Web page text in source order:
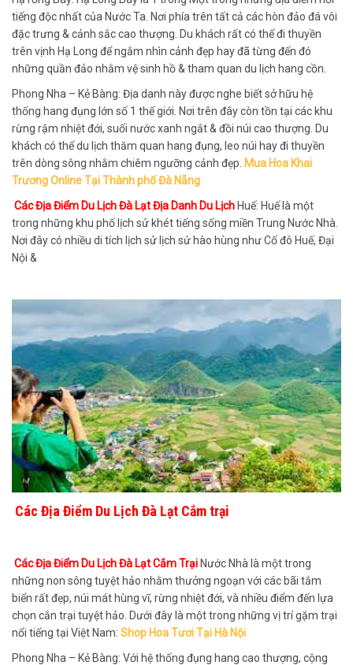
tiếng độc nhất của Nước Ta. Nơi phía trên tất cả các hòn đảo đá vôi
đặc trưng & cảnh sắc cao thượng. Du khách rất có thể đi thuyền
trên vịnh Hạ Long để ngắm nhìn cảnh đẹp hay đã từng đến đó
những quần đảo nhằm vệ sinh hồ & tham quan du lịch hang cồn.
Phong Nha – Kẻ Bàng: Địa danh này được nghe biết sở hữu hệ
thống hang đụng lớn số 1 thế giới. Nơi trên đây còn tồn tại các khu
rừng rậm nhiệt đới, suối nước xanh ngắt & đồi núi cao thượng. Du
khách có thể du lịch thăm quan hang đụng, leo núi hay đi thuyền
trên dòng sông nhằm chiêm ngưỡng cảnh đẹp. Mua Hoa Khai
Trương Online Tại Thành phố Đà Nẵng
Các Địa Điểm Du Lịch Đà Lạt Địa Danh Du LịchHuế: Huế là một
trong những khu phố lịch sử khét tiếng sống miền Trung Nước Nhà.
Nơi đây có nhiều di tích lịch sử lịch sử hào hùng như Cố đô Huế, Đại
Nội &
Các Địa Điểm Du Lịch Đà Lạt Cắm trại
Các Địa Điểm Du Lịch Đà Lạt Cắm Trại Nước Nhà là một trong
những non sông tuyệt hảo nhằm thưởng ngoạn với các bãi tắm
biển rất đẹp, núi mát hùng vĩ, rừng nhiệt đới, và nhiều điểm đến lựa
chọn cắn trại tuyệt hảo. Dưới đây là một trong những vị trí gặm trại
nổi tiếng tại Việt Nam: Shop Hoa Tươi Tại Hà Nội
Phong Nha – Kẻ Bàng: Với hệ thống đụng hang cao thượng, cộng